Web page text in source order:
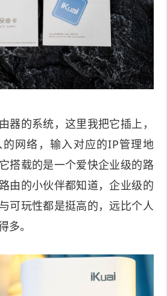
器的系统，这里我把它插上，
网络，输入对应的IP管理地
搭载的是一个爱快企业级的路
由的小伙伴都知道，企业级的
可玩性都是挺高的，远比个人
多。